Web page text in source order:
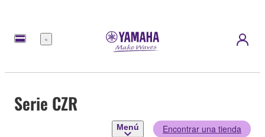
Menú
Serie CZR
Menú Encontrar una tienda